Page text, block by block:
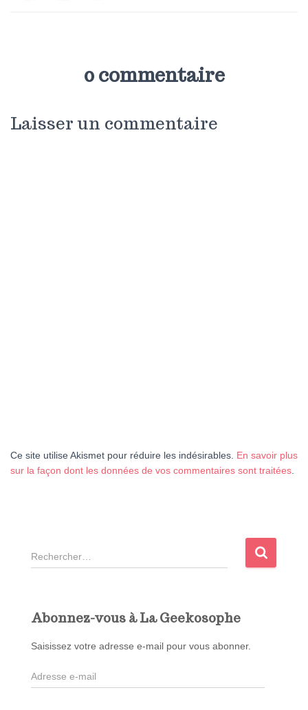
0 commentaire
Laisser un commentaire
Ce site utilise Akismet pour réduire les indésirables. En savoir plus
sur la façon dont les données de vos commentaires sont traitées
R
e
c
e
r
Abonnez-vous à La Geekosophe
Saisissez votre adresse e-mail pour vous abonner.
A
d